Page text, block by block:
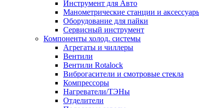
Инструмент для Авто
Манометрические станции и
Оборудование для пайки
Сервисный инструмент
Компоненты холод. системы
Агрегаты и чиллеры
Вентили
Вентили Rotalock
Виброгасители и смотровые стекла
Компрессоры
Нагреватели/ТЭНы
Отделители